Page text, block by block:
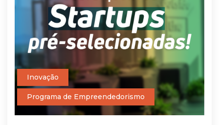
Inovação
Programa de Empreendedorismo